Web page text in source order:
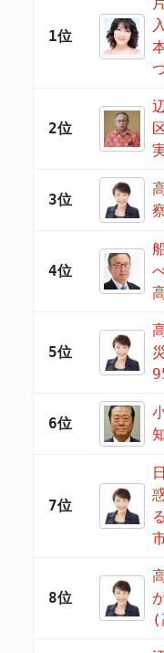
1位
2位
3位
4位
5位
6位
7位
8位
(